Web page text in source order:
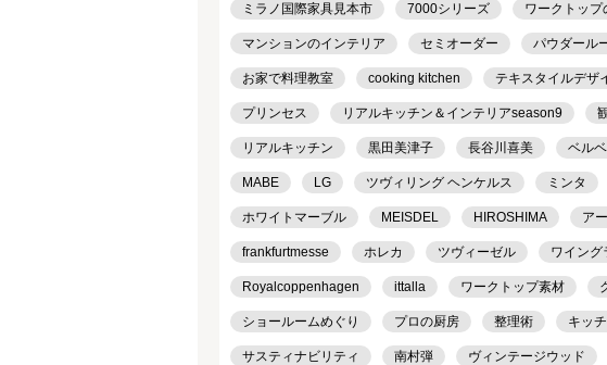
ミラノ国際家具見本市 7000シリーズ ワークトップ
マンションのインテリア セミオーダー パウダール
お家で料理教室 cooking kitchen テキスタイルデザ
プリンセス リアルキッチン＆インテリアseason9
リアルキッチン 黒田美津子 長谷川喜美 ベル
MABE LG ツヴィリング ヘンケルス ミンタ
ホワイトマーブル MEISDEL HIROSHIMA ア
frankfurtmesse ホレカ ツヴィーゼル ワイング
Royalcoppenhagen ittalla ワークトップ素材
ショールームめぐり プロの厨房 整理術 キッ
サスティナビリティ 南村弾 ヴィンテージウッド